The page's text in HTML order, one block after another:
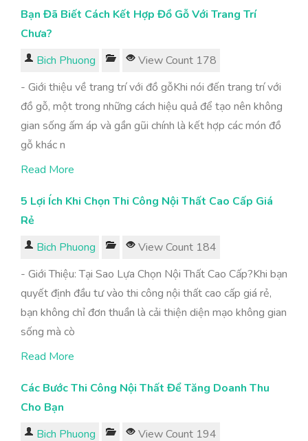
Bạn Đã Biết Cách Kết Hợp Đồ Gỗ Với Trang Trí
Chưa?
Bich Phuong
View Count 178
- Giới thiệu về trang trí với đồ gỗKhi nói đến trang trí với
đồ gỗ, một trong những cách hiệu quả để tạo nên không
gian sống ấm áp và gần gũi chính là kết hợp các món đồ
gỗ khác n
Read More
5 Lợi Ích Khi Chọn Thi Công Nội Thất Cao Cấp Giá
Rẻ
Bich Phuong
View Count 184
- Giới Thiệu: Tại Sao Lựa Chọn Nội Thất Cao Cấp?Khi bạn
quyết định đầu tư vào thi công nội thất cao cấp giá rẻ,
bạn không chỉ đơn thuần là cải thiện diện mạo không gian
sống mà cò
Read More
Các Bước Thi Công Nội Thất Để Tăng Doanh Thu
Cho Bạn
Bich Phuong
View Count 194